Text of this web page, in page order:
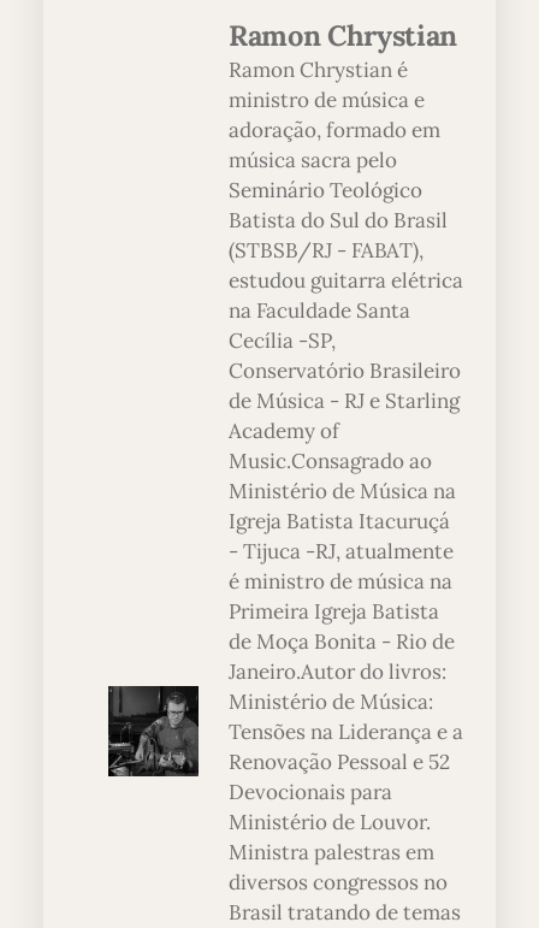
Ramon Chrystian
Ramon Chrystian é
ministro de música e
adoração, formado em
música sacra pelo
Seminário Teológico
Batista do Sul do Brasil
(STBSB/RJ - FABAT),
estudou guitarra elétrica
na Faculdade Santa
Cecília -SP,
Conservatório Brasileiro
de Música - RJ e Starling
Academy of
Music.Consagrado ao
Ministério de Música na
Igreja Batista Itacuruçá
- Tijuca -RJ, atualmente
é ministro de música na
Primeira Igreja Batista
de Moça Bonita - Rio de
Janeiro.Autor do livros:
Ministério de Música:
Tensões na Liderança e a
Renovação Pessoal e 52
Devocionais para
Ministério de Louvor.
Ministra palestras em
diversos congressos no
Brasil tratando de temas